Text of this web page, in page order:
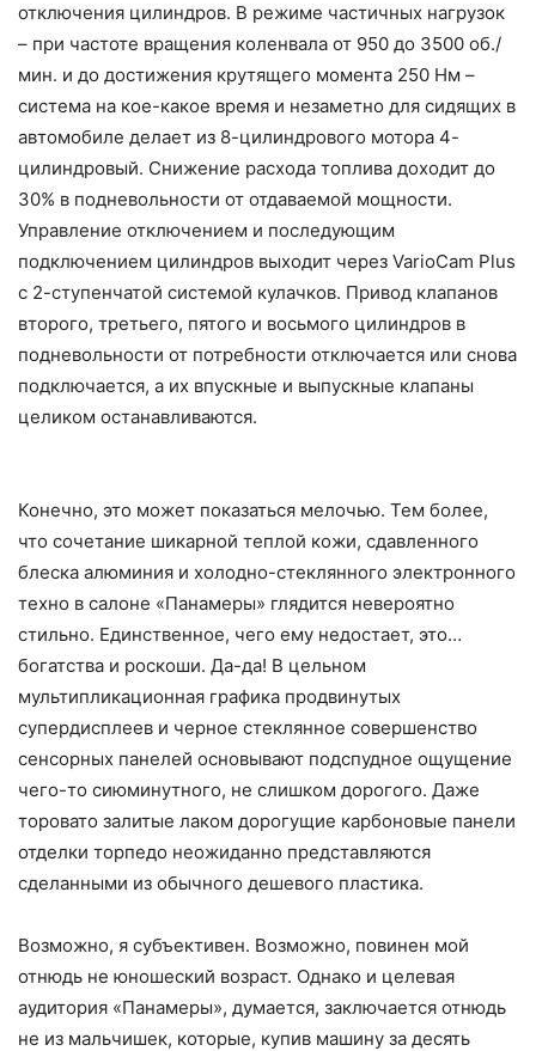
отключения цилиндров. В режиме частичных нагрузок
– при частоте вращения коленвала от 950 до 3500 об./
мин. и до достижения крутящего момента 250 Нм –
система на кое-какое время и незаметно для сидящих в
автомобиле делает из 8-цилиндрового мотора 4-
цилиндровый. Снижение расхода топлива доходит до
30% в подневольности от отдаваемой мощности.
Управление отключением и последующим
подключением цилиндров выходит через VarioCam Plus
с 2-ступенчатой системой кулачков. Привод клапанов
второго, третьего, пятого и восьмого цилиндров в
подневольности от потребности отключается или снова
подключается, а их впускные и выпускные клапаны
целиком останавливаются.
Конечно, это может показаться мелочью. Тем более,
что сочетание шикарной теплой кожи, сдавленного
блеска алюминия и холодно-стеклянного электронного
техно в салоне «Панамеры» глядится невероятно
стильно. Единственное, чего ему недостает, это…
богатства и роскоши. Да-да! В цельном
мультипликационная графика продвинутых
супердисплеев и черное стеклянное совершенство
сенсорных панелей основывают подспудное ощущение
чего-то сиюминутного, не слишком дорогого. Даже
торовато залитые лаком дорогущие карбоновые панели
отделки торпедо неожиданно представляются
сделанными из обычного дешевого пластика.
Возможно, я субъективен. Возможно, повинен мой
отнюдь не юношеский возраст. Однако и целевая
аудитория «Панамеры», думается, заключается отнюдь
не из мальчишек, которые, купив машину за десять